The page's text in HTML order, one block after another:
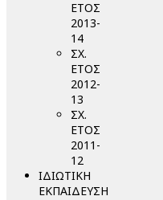
ΕΤΟΣ
2013-
14
ΣΧ.
ΕΤΟΣ
2012-
13
ΣΧ.
ΕΤΟΣ
2011-
12
ΙΔΙΩΤΙΚΗ
ΕΚΠΑΙΔΕΥΣΗ